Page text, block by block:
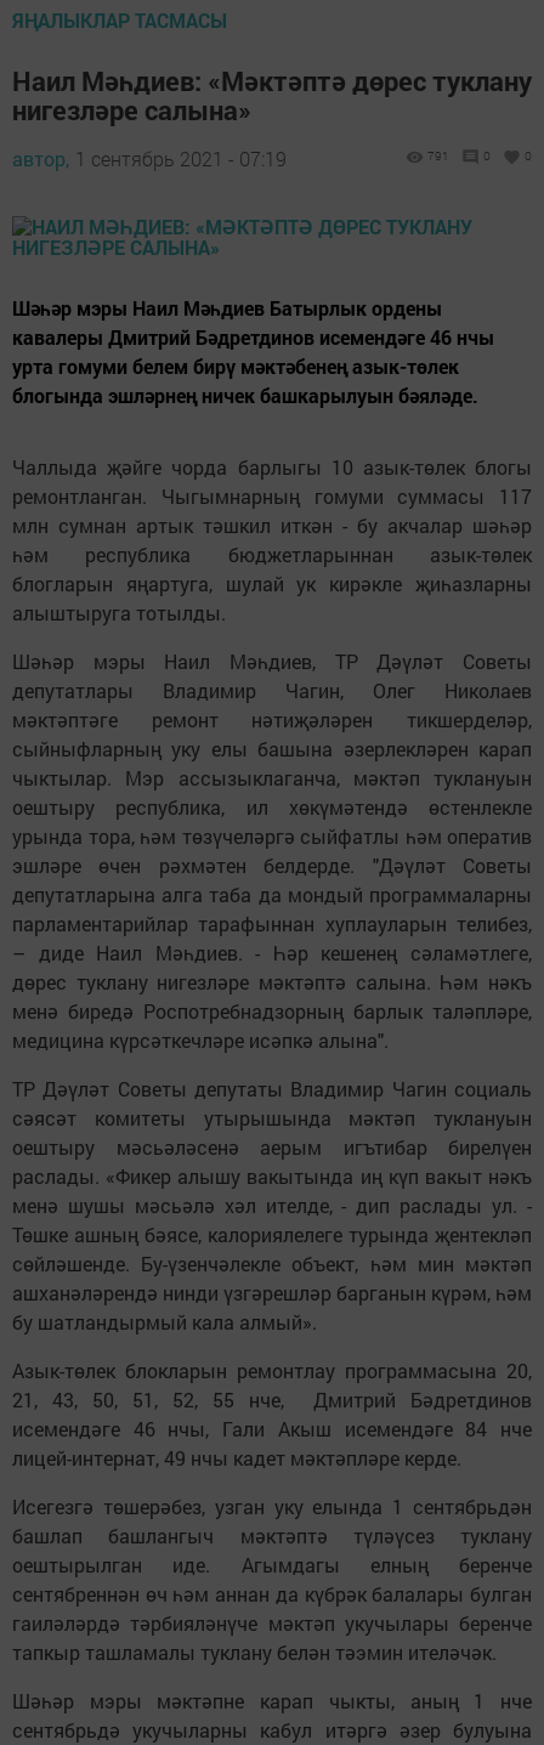
ЯҢАЛЫКЛАР ТАСМАСЫ
Наил Мәһдиев: «Мәктәптә дөрес туклану
нигезләре салына»
автор, 1 сентябрь 2021 - 07:19 791 0 0
Шәһәр мэры Наил Мәһдиев Батырлык ордены
кавалеры Дмитрий Бәдретдинов исемендәге 46 нчы
урта гомуми белем бирү мәктәбенең азык-төлек
блогында эшләрнең ничек башкарылуын бәяләде.
Чаллыда җәйге чорда барлыгы 10 азык-төлек блогы
ремонтланган. Чыгымнарның гомуми суммасы 117
млн сумнан артык тәшкил иткән - бу акчалар шәһәр
һәм республика бюджетларыннан азык-төлек
блогларын яңартуга, шулай ук кирәкле җиһазларны
алыштыруга тотылды.
Шәһәр мэры Наил Мәһдиев, ТР Дәүләт Советы
депутатлары Владимир Чагин, Олег Николаев
мәктәптәге ремонт нәтиҗәләрен тикшерделәр,
сыйныфларның уку елы башына әзерлекләрен карап
чыктылар. Мэр ассызыклаганча, мәктәп туклануын
оештыру республика, ил хөкүмәтендә өстенлекле
урында тора, һәм төзүчеләргә сыйфатлы һәм оператив
эшләре өчен рәхмәтен белдерде. "Дәүләт Советы
депутатларына алга таба да мондый программаларны
парламентарийлар тарафыннан хуплауларын телибез,
– диде Наил Мәһдиев. - Һәр кешенең сәламәтлеге,
дөрес туклану нигезләре мәктәптә салына. Һәм нәкъ
менә биредә Роспотребнадзорның барлык таләпләре,
медицина күрсәткечләре исәпкә алына".
ТР Дәүләт Советы депутаты Владимир Чагин социаль
сәясәт комитеты утырышында мәктәп туклануын
оештыру мәсьәләсенә аерым игътибар бирелүен
раслады. «Фикер алышу вакытында иң күп вакыт нәкъ
менә шушы мәсьәлә хәл ителде, - дип раслады ул. -
Төшке ашның бәясе, калориялелеге турында җентекләп
сөйләшенде. Бу-үзенчәлекле объект, һәм мин мәктәп
ашханәләрендә нинди үзгәрешләр барганын күрәм, һәм
бу шатландырмый кала алмый».
Азык-төлек блокларын ремонтлау программасына 20,
21, 43, 50, 51, 52, 55 нче, Дмитрий Бәдретдинов
исемендәге 46 нчы, Гали Акыш исемендәге 84 нче
лицей-интернат, 49 нчы кадет мәктәпләре керде.
Исегезгә төшерәбез, узган уку елында 1 сентябрьдән
башлап башлангыч мәктәптә түләүсез туклану
оештырылган иде. Агымдагы елның беренче
сентябреннән өч һәм аннан да күбрәк балалары булган
гаиләләрдә тәрбияләнүче мәктәп укучылары беренче
тапкыр ташламалы туклану белән тәэмин ителәчәк.
Шәһәр мэры мәктәпне карап чыкты, аның 1 нче
сентябрьдә укучыларны кабул итәргә әзер булуына